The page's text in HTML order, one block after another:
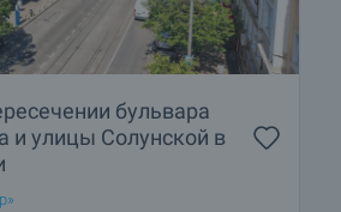
бульвара
и улицы Солунской в